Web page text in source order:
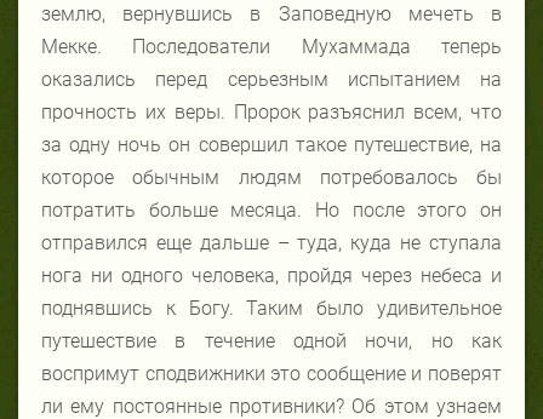
землю, вернувшись в Заповедную мечеть в
Мекке. Последователи Мухаммада теперь
оказались перед серьезным испытанием на
прочность их веры. Пророк разъяснил всем, что
за одну ночь он совершил такое путешествие, на
которое обычным людям потребовалось бы
потратить больше месяца. Но после этого он
отправился еще дальше – туда, куда не ступала
нога ни одного человека, пройдя через небеса и
поднявшись к Богу. Таким было удивительное
путешествие в течение одной ночи, но как
воспримут сподвижники это сообщение и поверят
ли ему постоянные противники? Об этом узнаем